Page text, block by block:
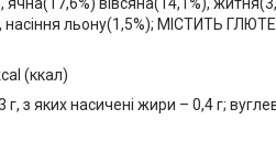
насіння льону(1,5%); МІСТИТЬ
(ккал)
з яких насичені жири – 0,4 г;